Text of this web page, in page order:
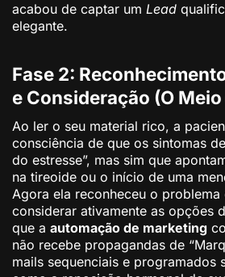
acabou de captar um Lead
elegante.
Fase 2:
e Consideração (O
Ao ler o seu material rico, a
consciência de que os sintomas
do estresse”, mas sim que
na tireoide ou o início de uma
Agora ela reconheceu o problema
considerar ativamente as opções
que a automação de marketing
não recebe propagandas de
mails sequenciais e programados